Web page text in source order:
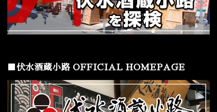
■伏水酒蔵小路 OFFICIAL HOMEPAGE